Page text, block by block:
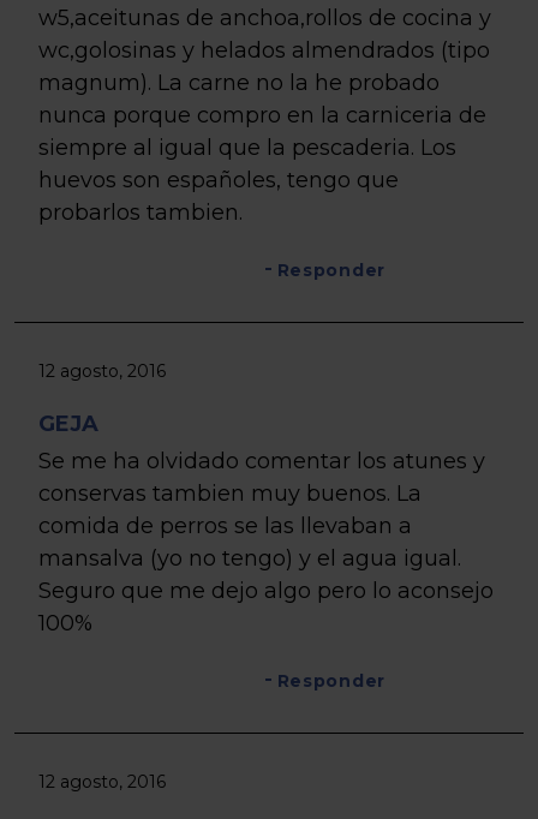
w5,aceitunas de anchoa,rollos de cocina y
wc,golosinas y helados almendrados (tipo
magnum). La carne no la he probado
nunca porque compro en la carniceria de
siempre al igual que la pescaderia. Los
huevos son españoles, tengo que
probarlos tambien.
Responder
12 agosto, 2016
GEJA
Se me ha olvidado comentar los atunes y
conservas tambien muy buenos. La
comida de perros se las llevaban a
mansalva (yo no tengo) y el agua igual.
Seguro que me dejo algo pero lo aconsejo
100%
Responder
12 agosto, 2016